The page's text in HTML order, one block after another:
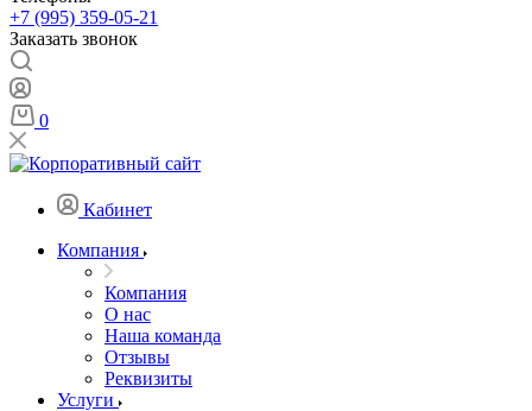
+7 (995) 359-05-21
Заказать звонок
0
Кабинет
Компания
Компания
О нас
Наша команда
Отзывы
Реквизиты
Услуги